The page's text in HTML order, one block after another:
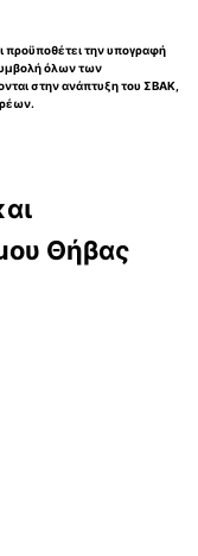
προϋποθέτει την υπογραφή
όλων των
στην ανάπτυξη του ΣΒΑΚ,
Θήβας